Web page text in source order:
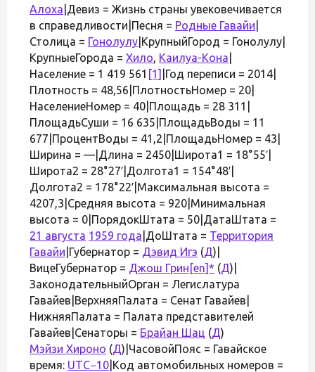
Алоха |Девиз = Жизнь страны увековечивается
в справедливости|Песня = Родные Гавайи
Столица = Гонолулу |КрупныйГород = Гонолулу|
КрупныеГорода = Хило, Каилуа-Кона
Население = 1 419 561 [1] |Год переписи = 2014|
Плотность = 48,56|ПлотностьНомер = 20|
НаселениеНомер = 40|Площадь = 28 311|
ПлощадьСуши = 16 635|ПлощадьВоды = 11
677|ПроцентВоды = 41,2|ПлощадьНомер = 43|
Ширина = —|Длина = 2450|Широта1 = 18° 55′|
Широта2 = 28° 27′|Долгота1 = 154° 48′|
Долгота2 = 178° 22′|Максимальная высота =
4207,3|Средняя высота = 920|Минимальная
высота = 0|ПорядокШтата = 50|ДатаШтата =
21 августа 1959 года |ДоШтата = Территория
Гавайи |Губернатор = Дэвид Игэ (Д)|
ВицеГубернатор = Джош Грин [en]* (Д)|
ЗаконодательныйОрган = Легислатура
Гавайев|ВерхняяПалата = Сенат Гавайев|
НижняяПалата = Палата представителей
Гавайев|Сенаторы = Брайан Шац (Д)
Мэйзи Хироно (Д)|ЧасовойПояс = Гавайское
время: UTC−10 |Код автомобильных номеров =